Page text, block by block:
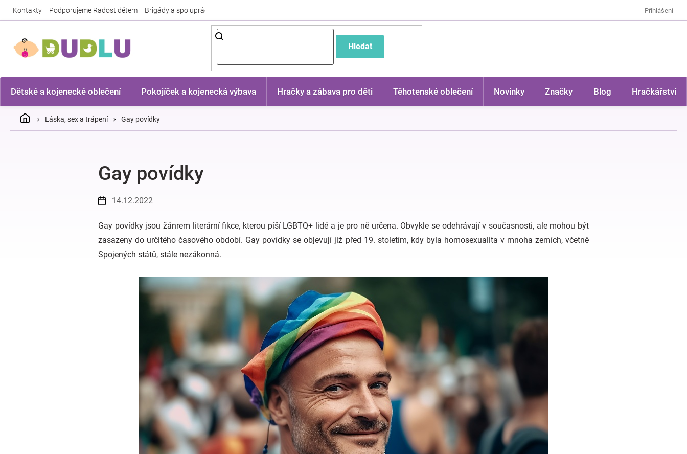
Kontakty Podporujeme Radost dětem Brigády a spolupráce Přihlášení
Hledat
Dětské a kojenecké oblečení Pokojíček a kojenecká výbava Hračky a zábava pro děti Těhotenské oblečení Novinky Značky Blog Hračkářství
DomůLáska, sex a trápení Gay povídky
Gay povídky
14.12.2022
Gay povídky jsou žánrem literární fikce, kterou píší LGBTQ+ lidé a je pro ně určena. Obvykle se odehrávají v současnosti, ale mohou být
zasazeny do určitého časového období. Gay povídky se objevují již před 19. stoletím, kdy byla homosexualita v mnoha zemích, včetně
Spojených států, stále nezákonná.